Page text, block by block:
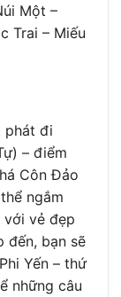
Một –
Trai – Miếu
phát đi
– điểm
Côn Đảo
ngắm
vẻ đẹp
đến, bạn sẽ
Yến – thứ
những câu